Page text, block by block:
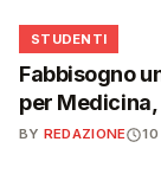
🎓
STUDENTI
Fabbisogno
per
BY REDAZIONE